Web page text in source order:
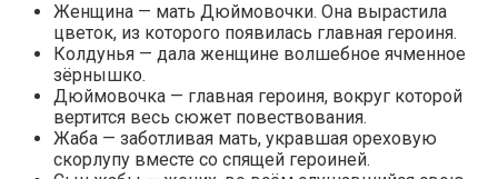
Женщина — мать Дюймовочки. Она вырастила
цветок, из которого появилась главная героиня.
Колдунья — дала женщине волшебное ячменное
зёрнышко.
Дюймовочка — главная героиня, вокруг которой
вертится весь сюжет повествования.
Жаба — заботливая мать, укравшая ореховую
скорлупу вместе со спящей героиней.